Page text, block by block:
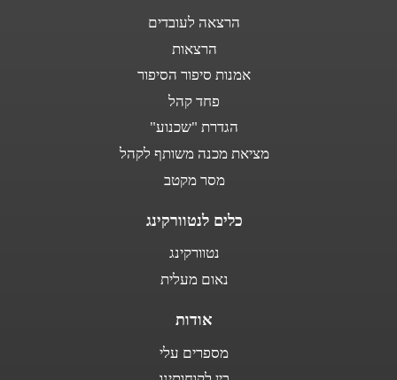
הרצאה לעובדים
הרצאות
אמנות סיפור הסיפור
פחד קהל
הגדרת "שכנוע"
מציאת מכנה משותף לקהל
מסר מקטב
כלים לנטוורקינג
נטוורקינג
נאום מעלית
אודות
מספרים עלי